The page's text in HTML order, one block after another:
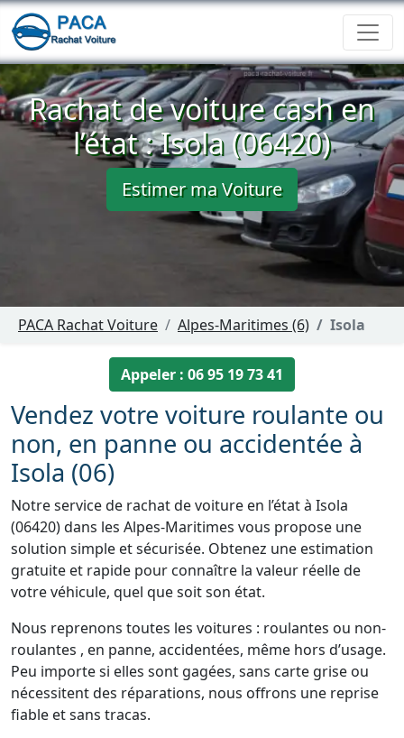
Rachat de voiture cash en
l’état : Isola (06420)
Estimer ma Voiture
PACA Rachat Voiture Alpes-Maritimes (6) Isola
Appeler : 06 95 19 73 41
Vendez votre voiture roulante ou
non, en panne ou accidentée à
Isola (06)
Notre service de rachat de voiture en l’état à Isola
(06420) dans les Alpes-Maritimes vous propose une
solution simple et sécurisée. Obtenez une estimation
gratuite et rapide pour connaître la valeur réelle de
votre véhicule, quel que soit son état.
Nous reprenons toutes les voitures : roulantes ou non-
roulantes , en panne, accidentées, même hors d’usage.
Peu importe si elles sont gagées, sans carte grise ou
nécessitent des réparations, nous offrons une reprise
fiable et sans tracas.